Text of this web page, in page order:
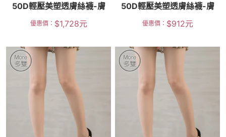
50D輕壓美塑透膚絲襪-膚
優惠價： $1,728元
50D輕壓美塑透膚絲襪-膚
優惠價： $912元